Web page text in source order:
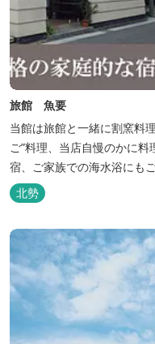
旅館 魚要
当館は旅館と一緒に割窯料
ご”料理、当店自慢のかに
宿、ご家族での海水浴にも
北勢